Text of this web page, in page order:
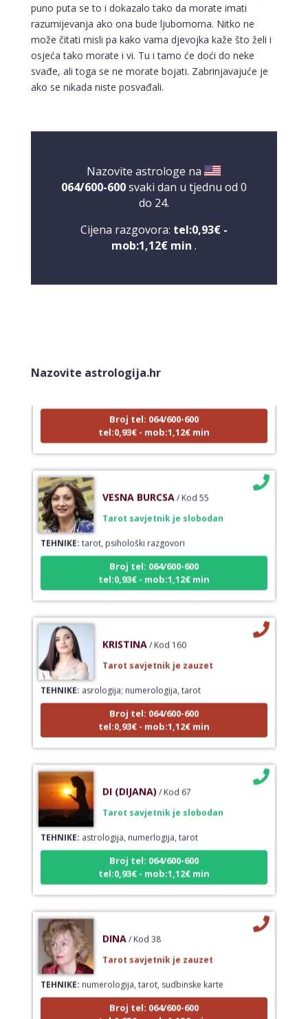
puno puta se to i dokazalo tako da morate imati
razumijevanja ako ona bude ljubomorna. Nitko ne
može čitati misli pa kako vama djevojka kaže što želi i
osjeća tako morate i vi. Tu i tamo će doći do neke
svađe, ali toga se ne morate bojati. Zabrinjavajuće je
ako se nikada niste posvađali.
Nazovite astrologe na
064/600-600svaki dan u tjednu od 0
do 24.
Cijena razgovora: tel:0,93€ -
mob:1,12€ min .
Nazovite astrologija.hr
Broj tel: 064/600-600
tel:0,93€ - mob:1,12€ min
TEHNIKE:tarot, psihološki razgovori
Broj tel: 064/600-600
tel:0,93€ - mob:1,12€ min
TEHNIKE:asrologija; numerologija, tarot
Broj tel: 064/600-600
tel:0,93€ - mob:1,12€ min
TEHNIKE:astrologija, numerlogija, tarot
Broj tel: 064/600-600
tel:0,93€ - mob:1,12€ min
TEHNIKE:numerologija, tarot, sudbinske karte
Broj tel: 064/600-600
tel:0,93€ - mob:1,12€ min